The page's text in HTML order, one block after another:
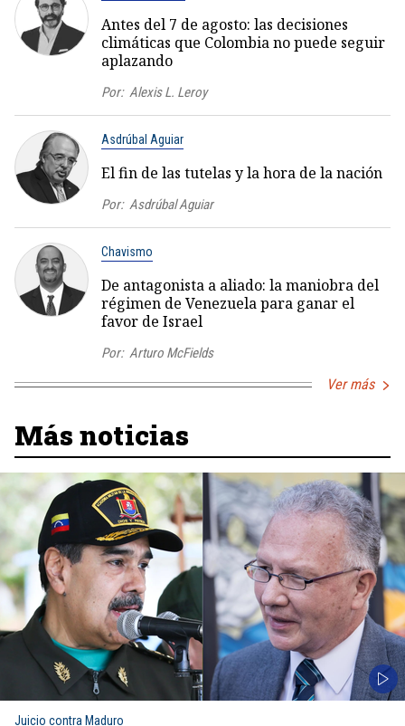
Antes del 7 de agosto: las decisiones
climáticas que Colombia no puede seguir
aplazando
Por: Alexis L. Leroy
Asdrúbal Aguiar
El fin de las tutelas y la hora de la nación
Por: Asdrúbal Aguiar
Chavismo
De antagonista a aliado: la maniobra del
régimen de Venezuela para ganar el
favor de Israel
Por: Arturo McFields
Ver más
Más noticias
Juicio contra Maduro